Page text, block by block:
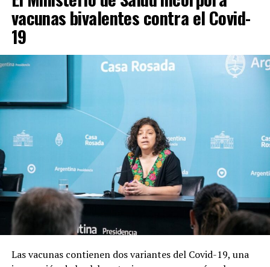
vacunas bivalentes contra el Covid-
19
Las vacunas contienen dos variantes del Covid-19, una